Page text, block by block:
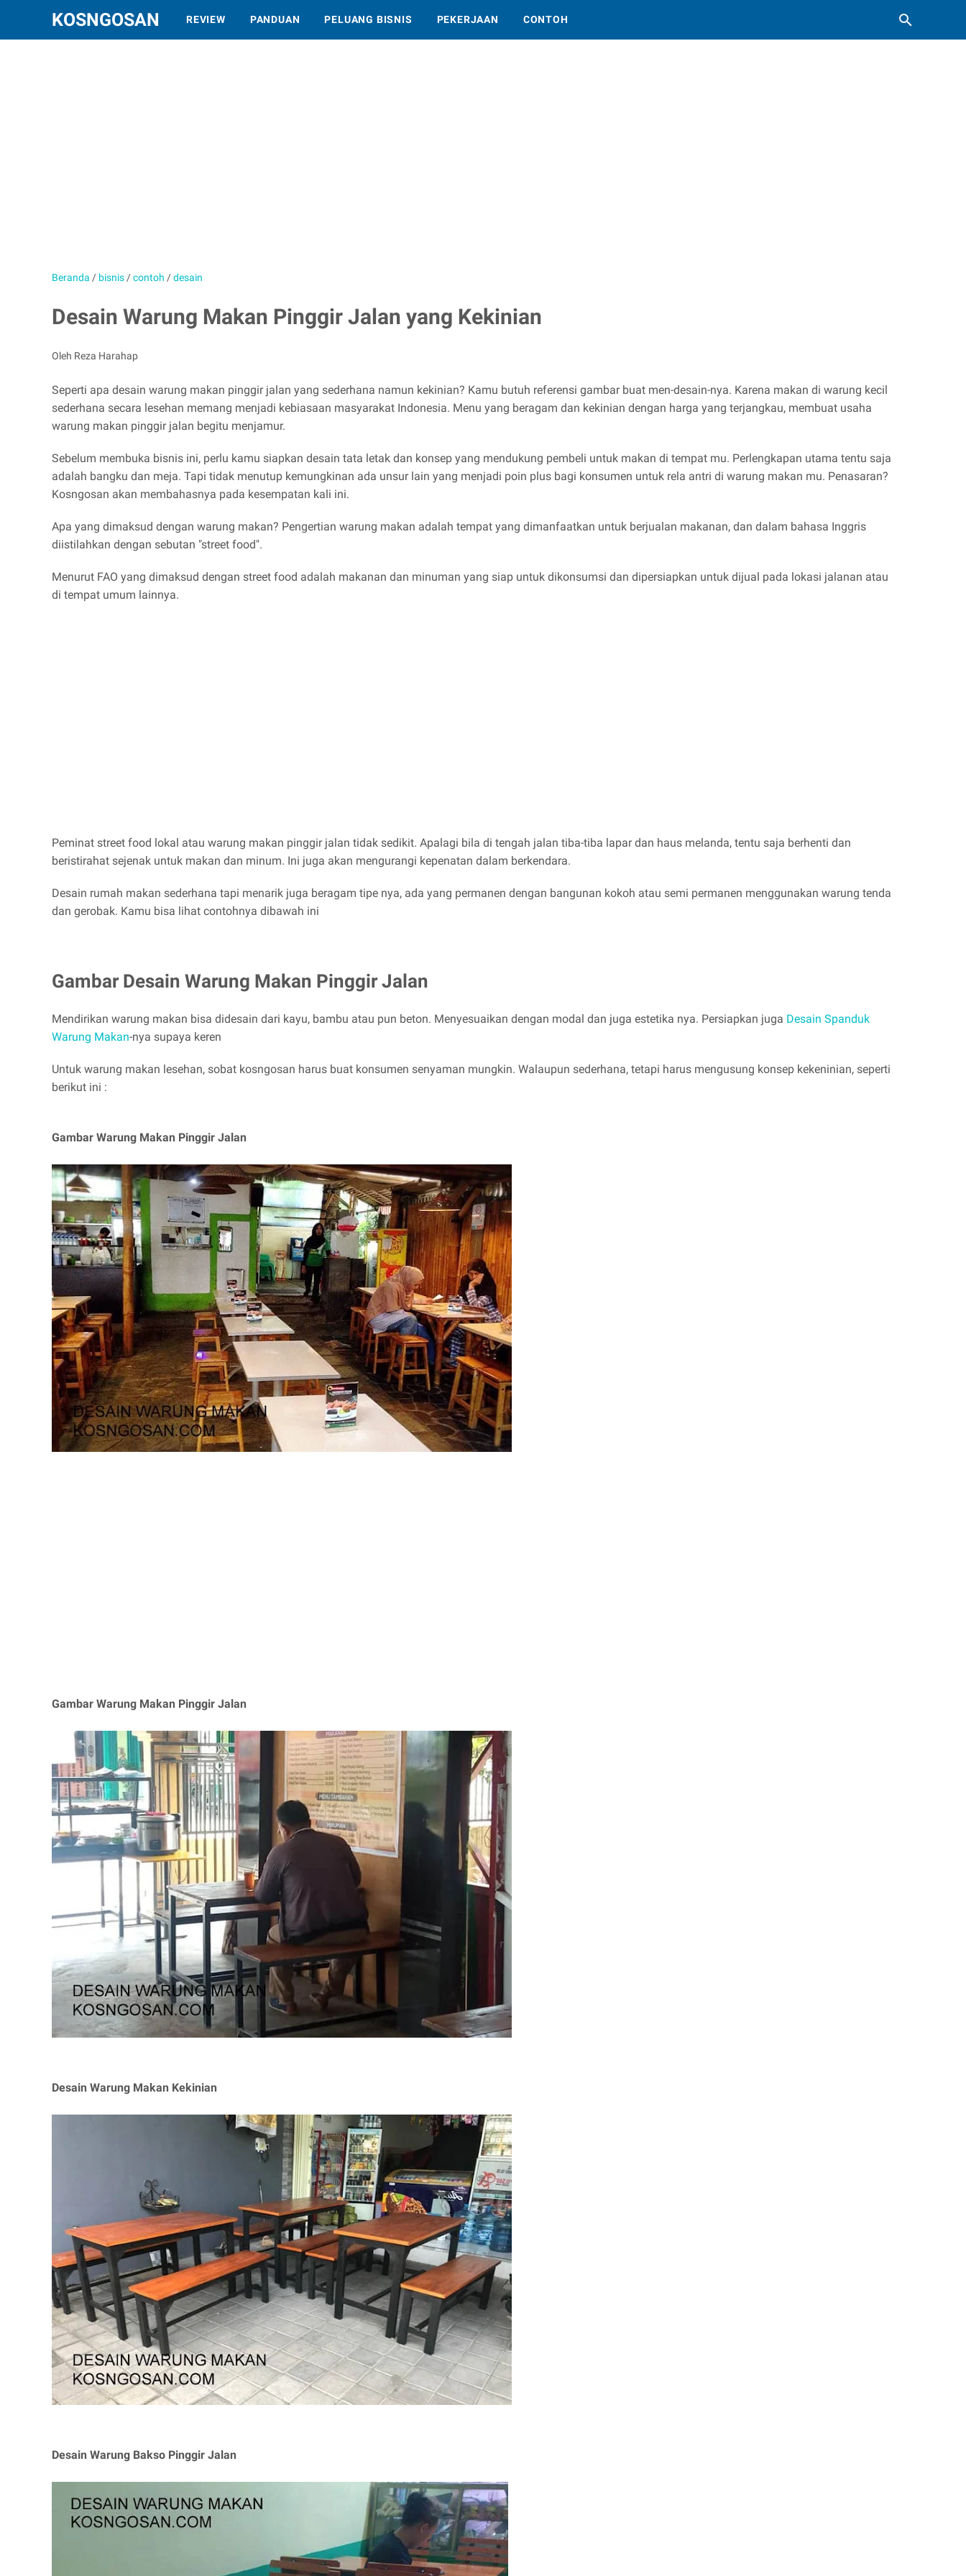
KOSNGOSAN REVIEW PANDUAN PELUANG BISNIS PEKERJAAN CONTOH
Beranda / bisnis /contoh /desain
Desain Warung Makan Pinggir Jalan yang Kekinian
Oleh Reza Harahap
Seperti apa desain warung makan pinggir jalan yang sederhana namun kekinian? Kamu butuh referensi gambar buat men-desain-nya. Karena makan di warung kecil
sederhana secara lesehan memang menjadi kebiasaan masyarakat Indonesia. Menu yang beragam dan kekinian dengan harga yang terjangkau, membuat usaha
warung makan pinggir jalan begitu menjamur.
Sebelum membuka bisnis ini, perlu kamu siapkan desain tata letak dan konsep yang mendukung pembeli untuk makan di tempat mu. Perlengkapan utama tentu saja
adalah bangku dan meja. Tapi tidak menutup kemungkinan ada unsur lain yang menjadi poin plus bagi konsumen untuk rela antri di warung makan mu. Penasaran?
Kosngosan akan membahasnya pada kesempatan kali ini.
Apa yang dimaksud dengan warung makan? Pengertian warung makan adalah tempat yang dimanfaatkan untuk berjualan makanan, dan dalam bahasa Inggris
diistilahkan dengan sebutan "street food".
Menurut FAO yang dimaksud dengan street food adalah makanan dan minuman yang siap untuk dikonsumsi dan dipersiapkan untuk dijual pada lokasi jalanan atau
di tempat umum lainnya.
Peminat street food lokal atau warung makan pinggir jalan tidak sedikit. Apalagi bila di tengah jalan tiba-tiba lapar dan haus melanda, tentu saja berhenti dan
beristirahat sejenak untuk makan dan minum. Ini juga akan mengurangi kepenatan dalam berkendara.
Desain rumah makan sederhana tapi menarik juga beragam tipe nya, ada yang permanen dengan bangunan kokoh atau semi permanen menggunakan warung tenda
dan gerobak. Kamu bisa lihat contohnya dibawah ini
Gambar Desain Warung Makan Pinggir Jalan
Mendirikan warung makan bisa didesain dari kayu, bambu atau pun beton. Menyesuaikan dengan modal dan juga estetika nya. Persiapkan juga Desain Spanduk
Warung Makan-nya supaya keren
Untuk warung makan lesehan, sobat kosngosan harus buat konsumen senyaman mungkin. Walaupun sederhana, tetapi harus mengusung konsep kekeninian, seperti
berikut ini :
Gambar Warung Makan Pinggir Jalan
Gambar Warung Makan Pinggir Jalan
Desain Warung Makan Kekinian
Desain Warung Bakso Pinggir Jalan